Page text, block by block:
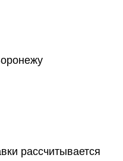
рассчитывается